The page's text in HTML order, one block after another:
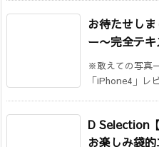
お待たせし
ー〜完全テキ
※敢えての写真
「iPhone4」レ
D Selection
お楽しみ袋